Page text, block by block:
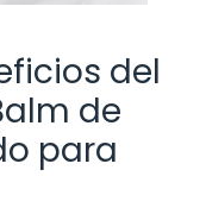
del
de
para